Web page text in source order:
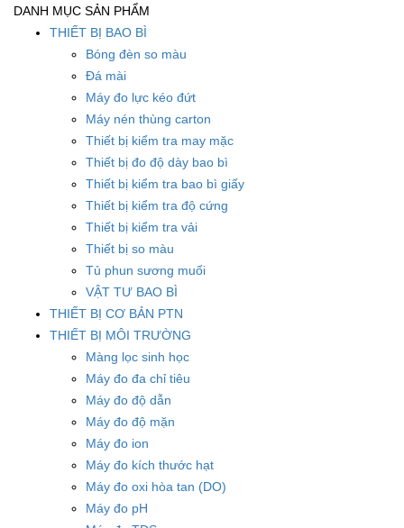
DANH MỤC SẢN PHẨM
THIẾT BỊ BAO BÌ
Bóng đèn so màu
Đá mài
Máy đo lực kéo đứt
Máy nén thùng carton
Thiết bị kiểm tra may mặc
Thiết bị đo độ dày bao bì
Thiết bị kiểm tra bao bì giấy
Thiết bị kiểm tra độ cứng
Thiết bị kiểm tra vải
Thiết bị so màu
Tủ phun sương muối
VẬT TƯ BAO BÌ
THIẾT BỊ CƠ BẢN PTN
THIẾT BỊ MÔI TRƯỜNG
Màng lọc sinh học
Máy đo đa chỉ tiêu
Máy đo độ dẫn
Máy đo độ mặn
Máy đo ion
Máy đo kích thước hạt
Máy đo oxi hòa tan (DO)
Máy đo pH